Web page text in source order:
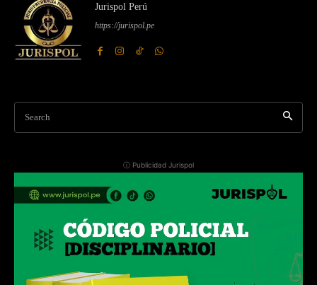
Jurispol Perú
https://jurispol.pe
Search
ⓘ Publicidad Jurispol